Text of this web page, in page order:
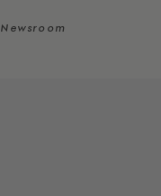
Newsroom